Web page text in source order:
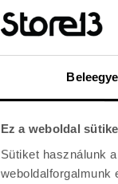
Ez a weboldal
Sütiket használunk
weboldalforgalmunk